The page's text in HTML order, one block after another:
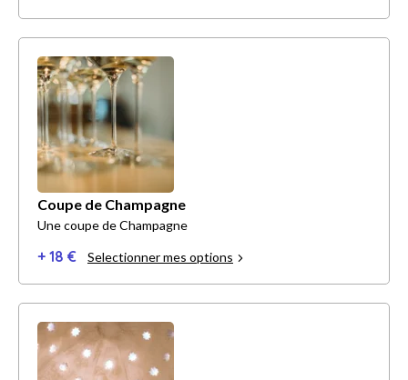
Coupe de Champagne
Une coupe de Champagne
+ 18 € Selectionner mes options